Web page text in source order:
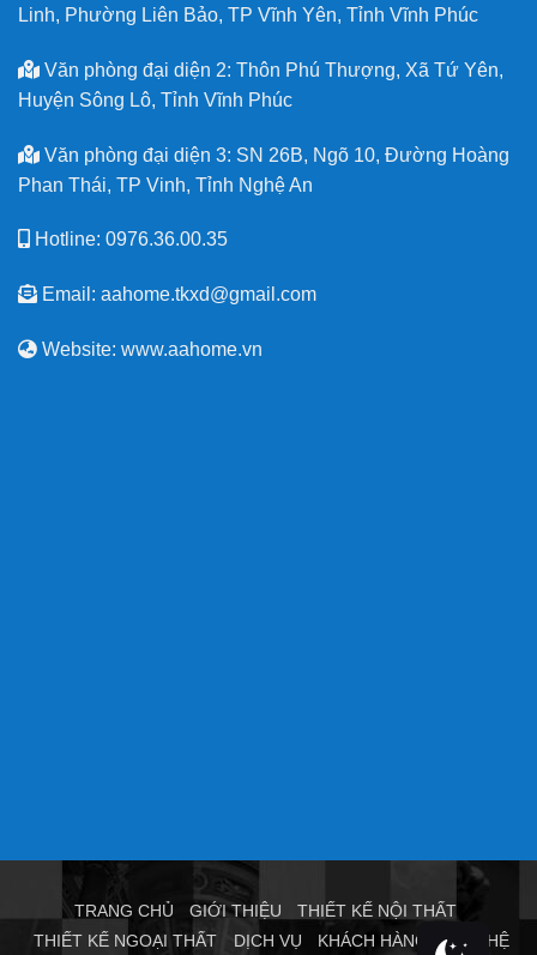
Linh, Phường Liên Bảo, TP Vĩnh Yên, Tỉnh Vĩnh Phúc
Văn phòng đại diện 2: Thôn Phú Thượng, Xã Tứ Yên,
Huyện Sông Lô, Tỉnh Vĩnh Phúc
Văn phòng đại diện 3: SN 26B, Ngõ 10, Đường Hoàng
Phan Thái, TP Vinh, Tỉnh Nghệ An
Hotline: 0976.36.00.35
Email: aahome.tkxd@gmail.com
Website: www.aahome.vn
TRANG CHỦ GIỚI THIỆU
THIẾT KẾ NỘI THẤT
THIẾT KẾ NGOẠI THẤT
DỊCH VỤ KHÁCH HÀNG LIÊN HỆ